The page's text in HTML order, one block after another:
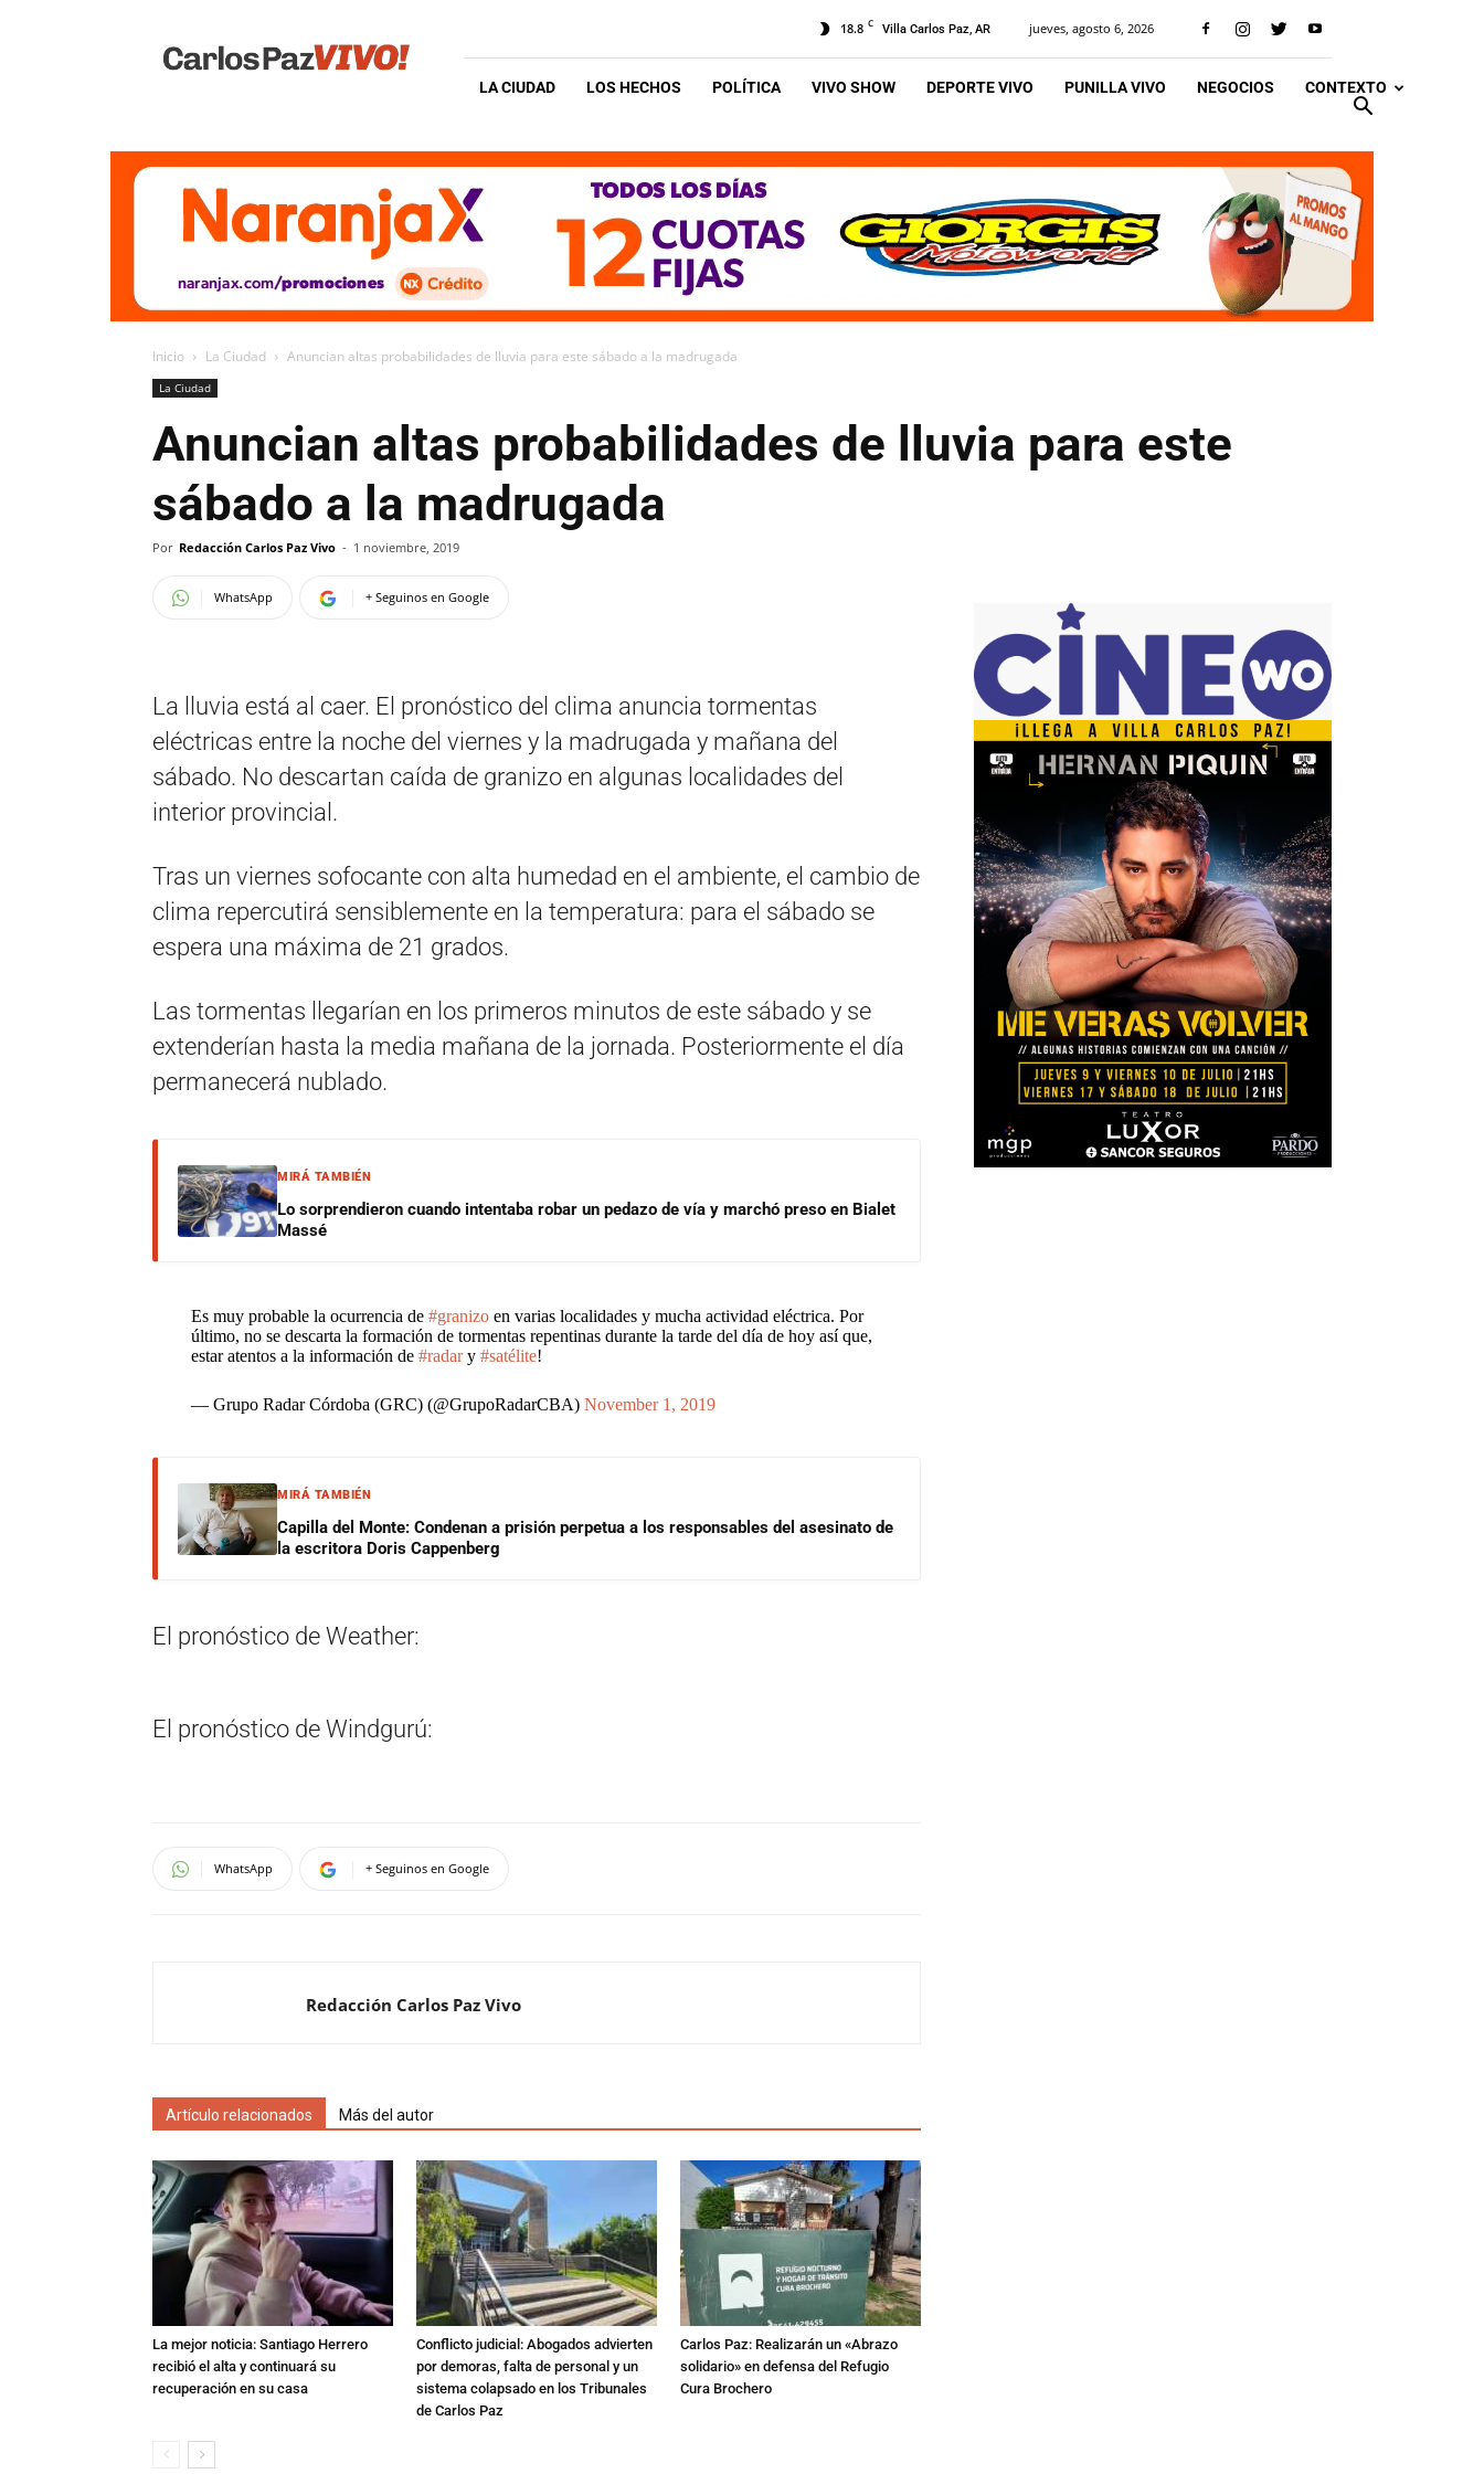
Vivo
18.8 C Villa Carlos Paz, AR jueves, agosto 6, 2026
LA CIUDAD LOS HECHOS POLÍTICA VIVO SHOW DEPORTE VIVO PUNILLA VIVO NEGOCIOS CONTEXTO
Inicio La Ciudad Anuncian altas probabilidades de lluvia para este sábado a la madrugada
La Ciudad
Anuncian altas probabilidades de lluvia para este
sábado a la madrugada
Por Redacción Carlos Paz Vivo - 1 noviembre, 2019
WhatsApp + Seguinos en Google
La lluvia está al caer. El pronóstico del clima anuncia tormentas
eléctricas entre la noche del viernes y la madrugada y mañana del
sábado. No descartan caída de granizo en algunas localidades del
interior provincial.
Tras un viernes sofocante con alta humedad en el ambiente, el cambio de
clima repercutirá sensiblemente en la temperatura: para el sábado se
espera una máxima de 21 grados.
Las tormentas llegarían en los primeros minutos de este sábado y se
extenderían hasta la media mañana de la jornada. Posteriormente el día
permanecerá nublado.
MIRÁ TAMBIÉN
Lo sorprendieron cuando intentaba robar un pedazo de vía y marchó preso en Bialet
Massé
Es muy probable la ocurrencia de #granizoen varias localidades y mucha actividad eléctrica. Por
último, no se descarta la formación de tormentas repentinas durante la tarde del día de hoy así que,
estar atentos a la información de #radary #satélite!
— Grupo Radar Córdoba (GRC) (@GrupoRadarCBA) November 1, 2019
MIRÁ TAMBIÉN
Capilla del Monte: Condenan a prisión perpetua a los responsables del asesinato de
la escritora Doris Cappenberg
El pronóstico de Weather:
El pronóstico de Windgurú:
WhatsApp + Seguinos en Google
Redacción Carlos Paz Vivo
Artículo relacionados Más del autor
La mejor noticia: Santiago Herrero
recibió el alta y continuará su
recuperación en su casa
Conflicto judicial: Abogados advierten
por demoras, falta de personal y un
sistema colapsado en los Tribunales
de Carlos Paz
Carlos Paz: Realizarán un «Abrazo
solidario» en defensa del Refugio
Cura Brochero